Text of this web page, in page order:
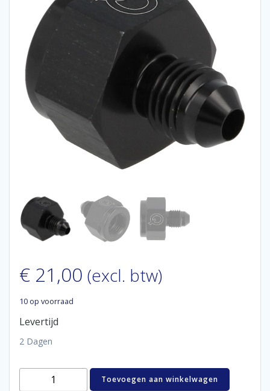
€ 21,00 (excl. btw)
10 op voorraad
Levertijd
2 Dagen
Reducer
Toevoegen aan winkelwagen